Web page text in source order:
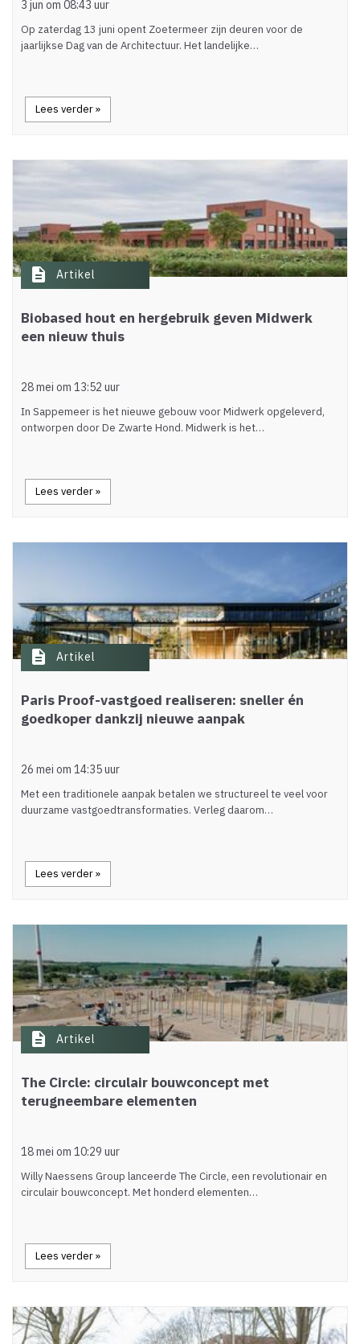
3 jun om 08:43 uur
Op zaterdag 13 juni opent Zoetermeer zijn deuren voor de
jaarlijkse Dag van de Architectuur. Het landelijke…
Lees verder »
description Artikel
Biobased hout en hergebruik geven Midwerk
een nieuw thuis
28 mei om 13:52 uur
In Sappemeer is het nieuwe gebouw voor Midwerk opgeleverd,
ontworpen door De Zwarte Hond. Midwerk is het…
Lees verder »
description Artikel
Paris Proof-vastgoed realiseren: sneller én
goedkoper dankzij nieuwe aanpak
26 mei om 14:35 uur
Met een traditionele aanpak betalen we structureel te veel voor
duurzame vastgoedtransformaties. Verleg daarom…
Lees verder »
description Artikel
The Circle: circulair bouwconcept met
terugneembare elementen
18 mei om 10:29 uur
Willy Naessens Group lanceerde The Circle, een revolutionair en
circulair bouwconcept. Met honderd elementen…
Lees verder »